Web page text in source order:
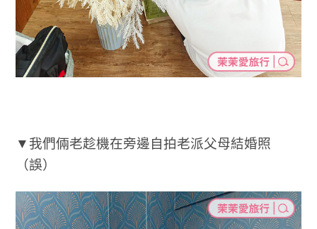
▼我們倆老趁機在旁邊自拍老派父母結婚照
（誤）